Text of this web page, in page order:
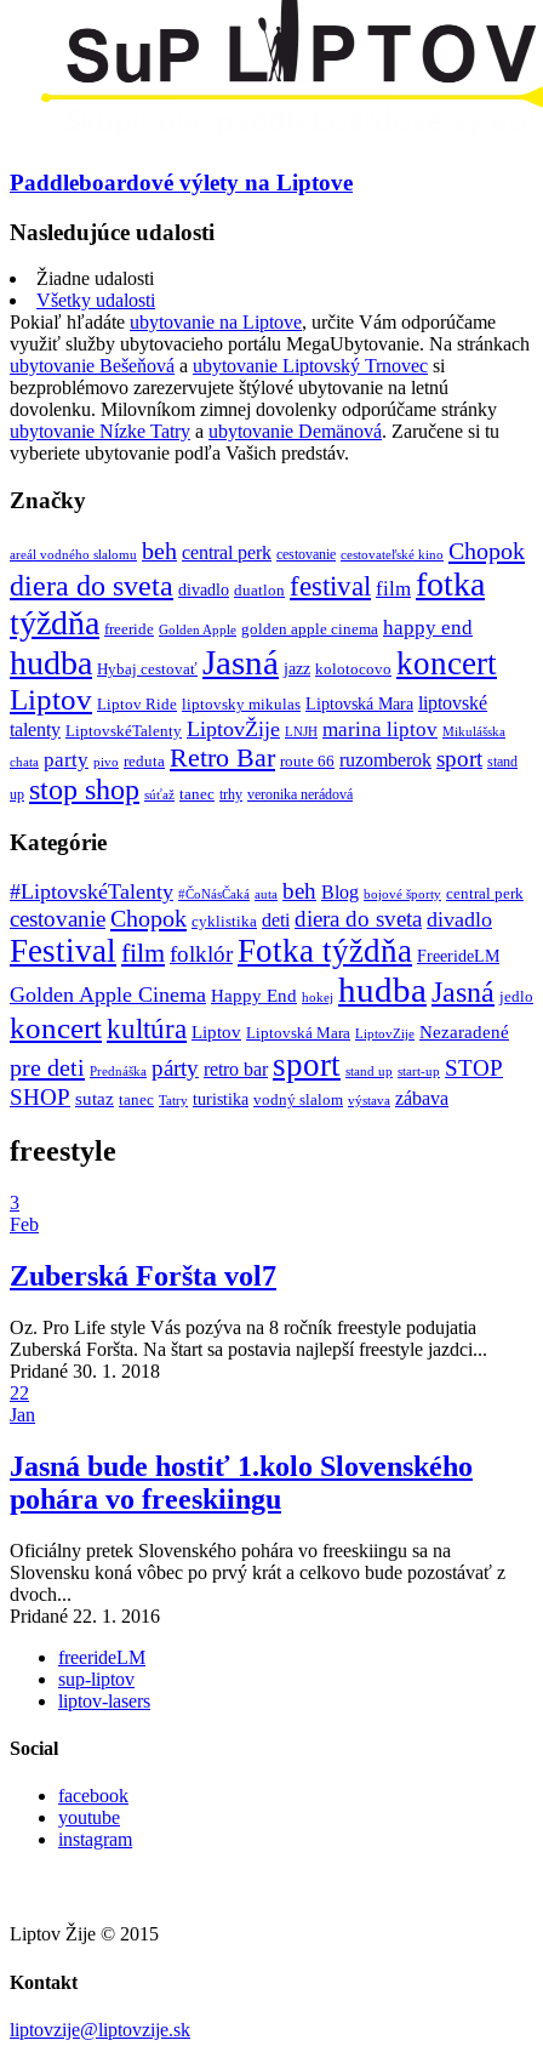
Paddleboardové výlety na Liptove
Nasledujúce udalosti
Žiadne udalosti
Všetky udalosti
Pokiaľ hľadáte ubytovanie na Liptove, určite Vám odporúčame
využiť služby ubytovacieho portálu MegaUbytovanie. Na stránkach
ubytovanie Bešeňová a ubytovanie Liptovský Trnovec si
bezproblémovo zarezervujete štýlové ubytovanie na letnú
dovolenku. Milovníkom zimnej dovolenky odporúčame stránky
ubytovanie Nízke Tatry a ubytovanie Demänová. Zaručene si tu
vyberiete ubytovanie podľa Vašich predstáv.
Značky
areál vodného slalomu beh central perk cestovanie cestovateľské kino Chopok
diera do sveta divadlo duatlon festival film fotka
týždňa freeride Golden Apple golden apple cinema happy end
hudba Hybaj cestovať Jasná jazz kolotocovo koncert
Liptov Liptov Ride liptovsky mikulas Liptovská Mara liptovské
talenty LiptovskéTalenty LiptovŽije LNJH marina liptov Mikulášska
chata party pivo reduta Retro Bar route 66 ruzomberok sport stand
up stop shop súťaž tanec trhy veronika nerádová
Kategórie
#LiptovskéTalenty #ČoNásČaká auta beh Blog bojové športy central perk
cestovanieChopok cyklistika deti diera do sveta divadlo
Festival filmfolklórFotka týždňa FreerideLM
Golden Apple Cinema Happy End hokej hudba Jasná jedlo
koncertkultúra Liptov Liptovská Mara LiptovZije Nezaradené
pre deti Prednáška párty retro bar sport stand up start-up STOP
SHOP sutaz tanec Tatry turistika vodný slalom výstava zábava
freestyle
3
Feb
Zuberská Foršta vol7
Oz. Pro Life style Vás pozýva na 8 ročník freestyle podujatia
Zuberská Foršta. Na štart sa postavia najlepší freestyle jazdci...
Pridané 30. 1. 2018
22
Jan
Jasná bude hostiť 1.kolo Slovenského
pohára vo freeskiingu
Oficiálny pretek Slovenského pohára vo freeskiingu sa na
Slovensku koná vôbec po prvý krát a celkovo bude pozostávať z
dvoch...
Pridané 22. 1. 2016
freerideLM
sup-liptov
liptov-lasers
Social
facebook
youtube
instagram
Liptov Žije © 2015
Kontakt
liptovzije@liptovzije.sk